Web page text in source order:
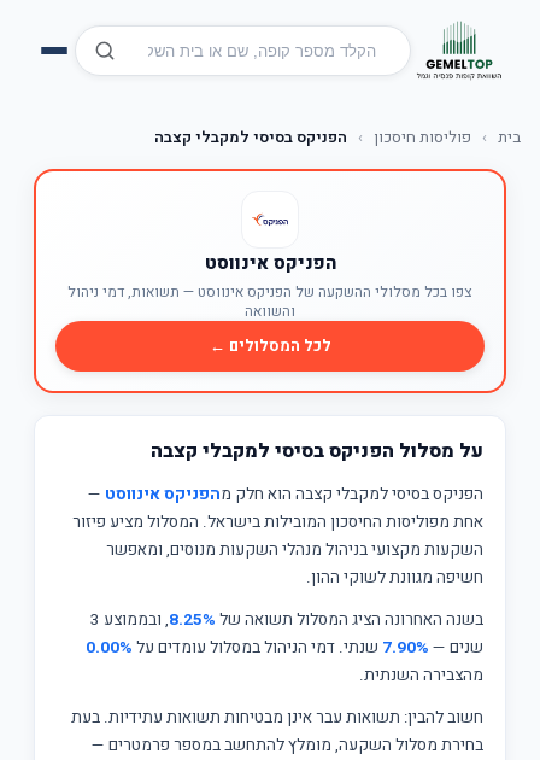
בית › פוליסות חיסכון › הפניקס בסיסי למקבלי קצבה
הפניקס אינווסט
צפו בכל מסלולי ההשקעה של הפניקס אינווסט — תשואות, דמי ניהול
והשוואה
לכל המסלולים ←
על מסלול הפניקס בסיסי למקבלי קצבה
הפניקס בסיסי למקבלי קצבה הוא חלק מהפניקס אינווסט —
אחת מפוליסות החיסכון המובילות בישראל. המסלול מציע פיזור
השקעות מקצועי בניהול מנהלי השקעות מנוסים, ומאפשר
חשיפה מגוונת לשוקי ההון.
בשנה האחרונה הציג המסלול תשואה של 8.25%
, ובממוצע 3
שנים — 7.90% שנתי. דמי הניהול במסלול עומדים על 0.00%
מהצבירה השנתית.
חשוב להבין: תשואות עבר אינן מבטיחות תשואות עתידיות. בעת
בחירת מסלול השקעה, מומלץ להתחשב במספר פרמטרים —